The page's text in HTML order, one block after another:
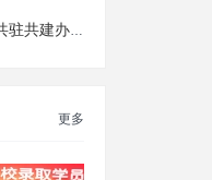
建办实事
更多